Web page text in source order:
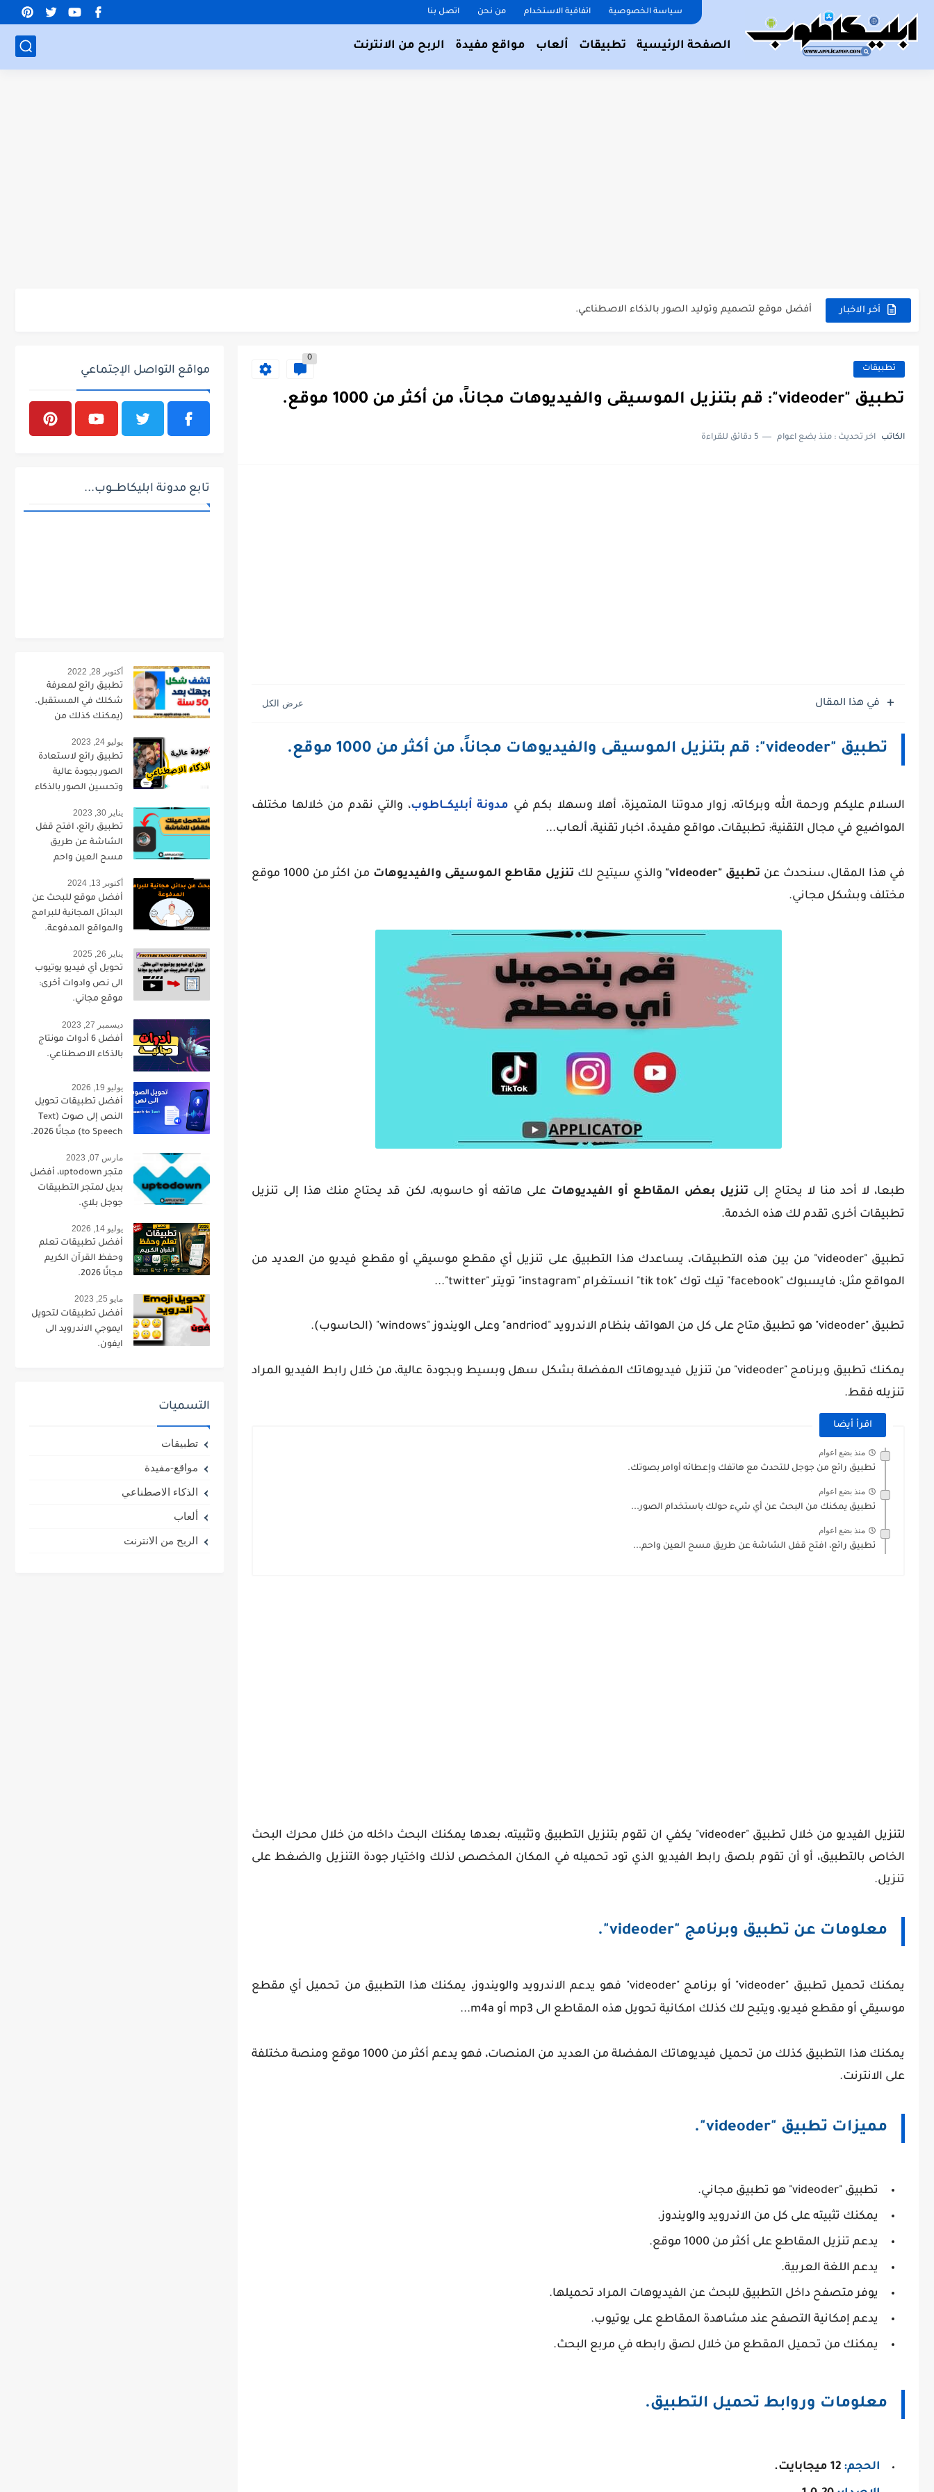
سياسة الخصوصية اتفاقية الاستخدام من نحن اتصل بنا
الصفحة الرئيسية تطبيقات ألعاب مواقع مفيدة الربح من الانترنت
أخر الاخبار أفضل موقع لتصميم وتوليد الصور بالذكاء الاصطناعي.
تحميل آخر تحديث للعبة Car Parking، تحديث 2024.
تطبيقات
0
تطبيق "videoder": قم بتنزيل الموسيقى والفيديوهات مجاناً، من أكثر من 1000 موقع.
الكاتب اخر تحديث : منذ بضع اعوام 5 دقائق للقراءة
في هذا المقال
تطبيق "videoder": قم بتنزيل الموسيقى والفيديوهات مجاناً، من أكثر من 1000 موقع.
السلام عليكم ورحمة الله وبركاته، زوار مدوتنا المتميزة، أهلا وسهلا بكم في مدونة أبليكـــاطوب، والتي نقدم من خلالها مختلف
المواضيع في مجال التقنية: تطبيقات، مواقع مفيدة، اخبار تقنية، ألعاب...
في هذا المقال، سنحدث عن تطبيق "videoder" والذي سيتيح لك تنزيل مقاطع الموسيقى والفيديوهات
من اكثر من 1000 موقع
مختلف وبشكل مجاني.
طبعا، لا أحد منا لا يحتاج إلى تنزيل بعض المقاطع أو الفيديوهات على هاتفه أو حاسوبه، لكن قد يحتاج منك هذا إلى تنزيل
تطبيقات أخرى تقدم لك هذه الخدمة.
تطبيق "videoder" من بين هذه التطبيقات، يساعدك هذا التطبيق على تنزيل أي مقطع موسيقي أو مقطع فيديو من العديد من
المواقع مثل: فايسبوك "facebook" تيك توك "tik tok" انستغرام "instagram" تويتر "twitter"...
تطبيق "videoder" هو تطبيق متاح على كل من الهواتف بنظام الاندرويد "andriod" وعلى الويندوز "windows" (الحاسوب).
يمكنك تطبيق وبرنامج "videoder" من تنزيل فيديوهاتك المفضلة بشكل سهل وبسيط وبجودة عالية، من خلال رابط الفيديو المراد
تنزيله فقط.
اقرأ أيضا
منذ بضع اعوام
تطبيق رائع من جوجل للتحدث مع هاتفك وإعطائه أوامر بصوتك.
منذ بضع اعوام
تطبيق يمكنك من البحث عن أي شيء حولك باستخدام الصور...
منذ بضع اعوام
تطبيق رائع، افتح قفل الشاشة عن طريق مسح العين واحم...
لتنزيل الفيديو من خلال تطبيق "videoder" يكفي ان تقوم بتنزيل التطبيق وتثبيته، بعدها يمكنك البحث داخله من خلال محرك البحث
الخاص بالتطبيق، أو أن تقوم بلصق رابط الفيديو الذي تود تحميله في المكان المخصص لذلك واختيار جودة التنزيل والضغط على
تنزيل.
معلومات عن تطبيق وبرنامج "videoder".
يمكنك تحميل تطبيق "videoder" أو برنامج "videoder" فهو يدعم الاندرويد والويندوز، يمكنك هذا التطبيق من تحميل أي مقطع
موسيقي أو مقطع فيديو، ويتيح لك كذلك امكانية تحويل هذه المقاطع الى mp3 أو m4a...
يمكنك هذا التطبيق كذلك من تحميل فيديوهاتك المفضلة من العديد من المنصات، فهو يدعم أكثر من 1000 موقع ومنصة مختلفة
على الانترنت.
مميزات تطبيق "videoder".
تطبيق "videoder" هو تطبيق مجاني.
يمكنك تثبيته على كل من الاندرويد والويندوز.
يدعم تنزيل المقاطع على أكثر من 1000 موقع.
يدعم اللغة العربية.
يوفر متصفح داخل التطبيق للبحث عن الفيديوهات المراد تحميلها.
يدعم إمكانية التصفح عند مشاهدة المقاطع على يوتيوب.
يمكنك من تحميل المقطع من خلال لصق رابطه في مربع البحث.
معلومات وروابط تحميل التطبيق.
الحجم: 12 ميجابايت.
مواقع التواصل الإجتماعي
تابع مدونة ابليكاطـــوب...
أكتوبر 28, 2022
تطبيق رائع لمعرفة
شكلك في المستقبل.
(يمكنك كذلك من
يوليو 24, 2023
تطبيق رائع لاستعادة
الصور بجودة عالية
وتحسين الصور بالذكاء
يناير 30, 2023
تطبيق رائع، افتح قفل
الشاشة عن طريق
مسح العين واحم
أكتوبر 13, 2024
أفضل موقع للبحث عن
البدائل المجانية للبرامج
والمواقع المدفوعة.
يناير 26, 2025
تحويل أي فيديو يوتيوب
الى نص وادوات أخرى:
موقع مجاني.
ديسمبر 27, 2023
أفضل 6 أدوات مونتاج
بالذكاء الاصطناعي.
يوليو 19, 2026
أفضل تطبيقات تحويل
النص إلى صوت (Text
to Speech) مجانًا 2026.
مارس 07, 2023
متجر uptodown، أفضل
بديل لمتجر التطبيقات
جوجل بلاي.
يوليو 14, 2026
أفضل تطبيقات تعلم
وحفظ القرآن الكريم
مجانًا 2026.
مايو 25, 2023
أفضل تطبيقات لتحويل
ايموجي الاندرويد الى
ايفون.
التسميات
تطبيقات
مواقع-مفيدة
الذكاء الاصطناعي
ألعاب
الربح من الانترنت